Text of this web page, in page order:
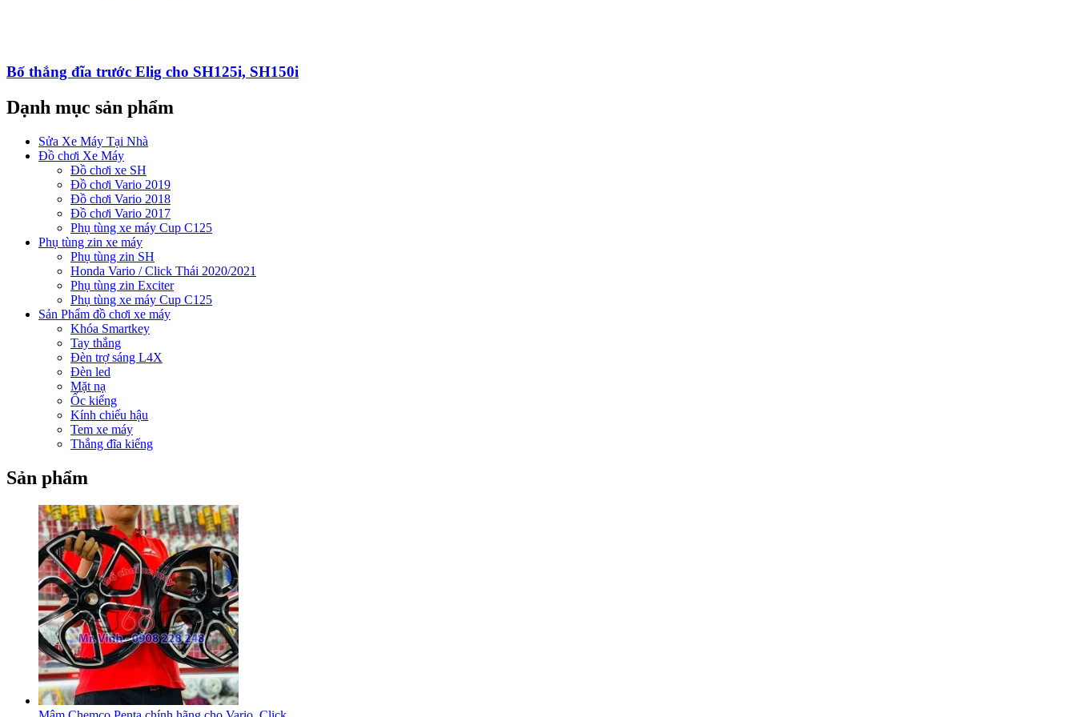
Bố thắng đĩa trước Elig cho SH125i, SH150i
Dạnh mục sản phẩm
Sửa Xe Máy Tại Nhà
Đồ chơi Xe Máy
Đồ chơi xe SH
Đồ chơi Vario 2019
Đồ chơi Vario 2018
Đồ chơi Vario 2017
Phụ tùng xe máy Cup C125
Phụ tùng zin xe máy
Phụ tùng zin SH
Honda Vario / Click Thái 2020/2021
Phụ tùng zin Exciter
Phụ tùng xe máy Cup C125
Sản Phẩm đồ chơi xe máy
Khóa Smartkey
Tay thắng
Đèn trợ sáng L4X
Đèn led
Mặt nạ
Ốc kiểng
Kính chiếu hậu
Tem xe máy
Thắng đĩa kiểng
Sản phẩm